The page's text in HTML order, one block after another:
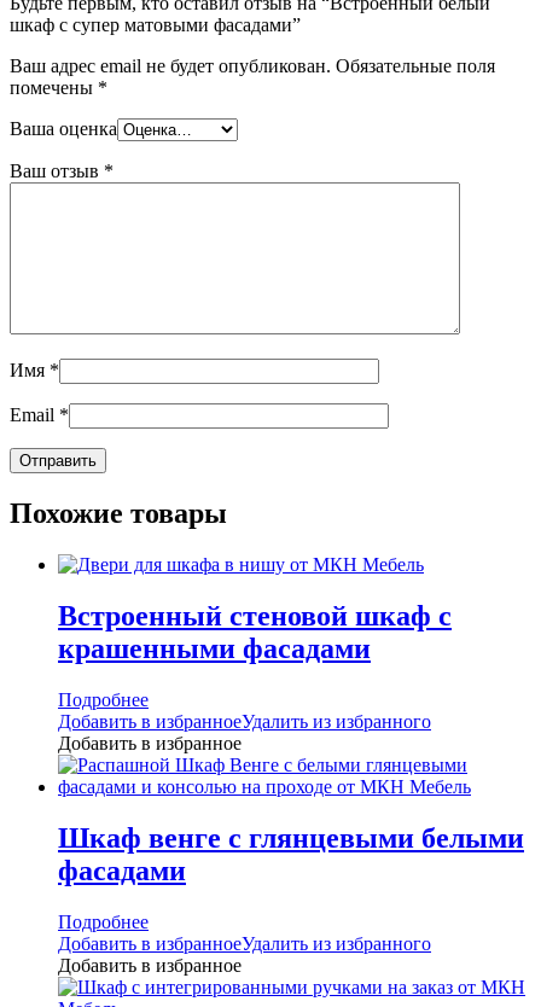
шкаф с супер матовыми фасадами”
Ваш адрес email не будет опубликован. Обязательные поля
помечены *
Ваша оценка
Ваш отзыв *
Имя *
Email *
Похожие товары
Встроенный стеновой шкаф с
крашенными фасадами
Подробнее
Добавить в избранноеУдалить из избранного
Добавить в избранное
Шкаф венге с глянцевыми белыми
фасадами
Подробнее
Добавить в избранноеУдалить из избранного
Добавить в избранное